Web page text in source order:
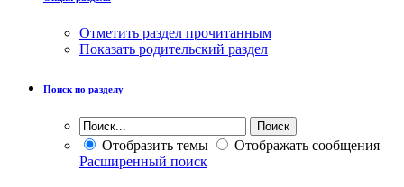
Отметить раздел прочитанным
Показать родительский раздел
Поиск по разделу
Отобразить темы
Отображать сообщения
Расширенный поиск